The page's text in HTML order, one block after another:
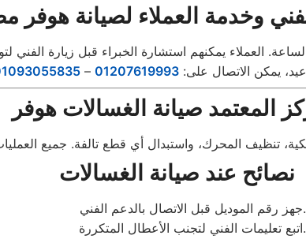
وخدمة العملاء لصيانة هوفر
يمكن الاتصال على:01207619993
–
المعتمد صيانة الغسالات هوفر
نصائح عند صيانة الغسالات
جهز رقم الموديل قبل الاتصال بالدعم الفني.
اتبع تعليمات الفني لتجنب الأعطال المتكررة.